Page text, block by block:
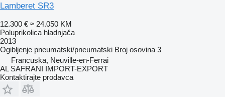
Lamberet SR3
12.300 € ≈ 24.050 KM
Poluprikolica hladnjača
2013
Ogibljenje pneumatski/pneumatski Broj osovina 3
Francuska, Neuville-en-Ferrai
AL SAFRANI IMPORT-EXPORT
Kontaktirajte prodavca